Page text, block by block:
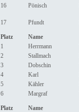
16
Pönisch
17 Pfundt
Platz Name
1
Herrmann
2
Stallmach
3
Dobschin
4
Karl
5
Kähler
6
Margraf
Platz Name